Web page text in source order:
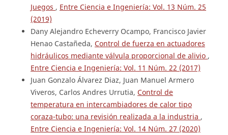
Juegos , Entre Ciencia e Ingeniería: Vol. 13 Núm. 25
(2019)
Dany Alejandro Echeverry Ocampo, Francisco Javier
Henao Castañeda, Control de fuerza en actuadores
hidráulicos mediante válvula proporcional de alivio ,
Entre Ciencia e Ingeniería: Vol. 11 Núm. 22 (2017)
Juan Gonzalo Álvarez Diaz, Juan Manuel Armero
Viveros, Carlos Andres Urrutia, Control de
temperatura en intercambiadores de calor tipo
coraza-tubo: una revisión realizada a la industria ,
Entre Ciencia e Ingeniería: Vol. 14 Núm. 27 (2020)